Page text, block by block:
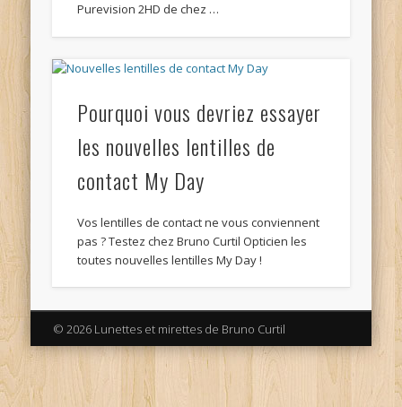
Purevision 2HD de chez …
Pourquoi vous devriez essayer
les nouvelles lentilles de
contact My Day
Vos lentilles de contact ne vous conviennent
pas ? Testez chez Bruno Curtil Opticien les
toutes nouvelles lentilles My Day !
© 2026 Lunettes et mirettes de Bruno Curtil